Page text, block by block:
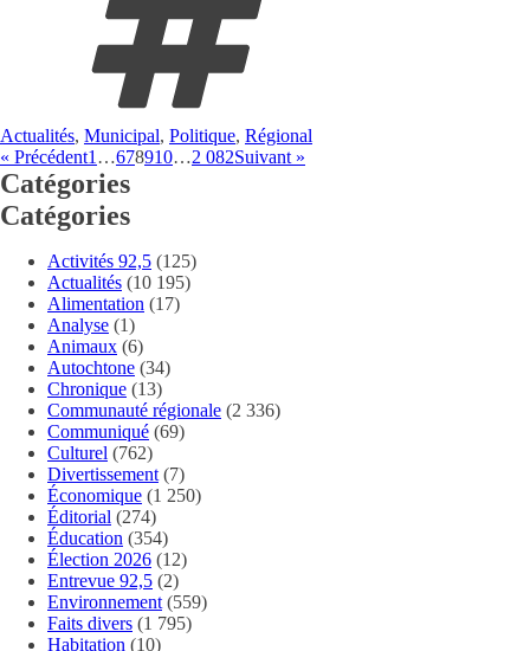
Actualités, Municipal, Politique, Régional
« Précédent1 …678910…2 082Suivant »
Catégories
Catégories
Activités 92,5 (125)
Actualités (10 195)
Alimentation (17)
Analyse (1)
Animaux (6)
Autochtone (34)
Chronique (13)
Communauté régionale (2 336)
Communiqué (69)
Culturel (762)
Divertissement (7)
Économique (1 250)
Éditorial (274)
Éducation (354)
Élection 2026 (12)
Entrevue 92,5 (2)
Environnement (559)
Faits divers (1 795)
Habitation (10)